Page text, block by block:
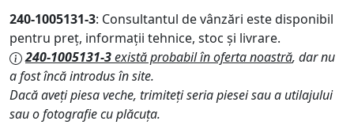
240-1005131-3: Consultantul de vânzări este disponibil
pentru preț, informații tehnice, stoc și livrare.
240-1005131-3există probabil în oferta noastră, dar nu
a fost încă introdus în site.
Dacă aveți piesa veche, trimiteți seria piesei sau a utilajului
sau o fotografie cu plăcuța.